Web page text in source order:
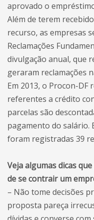
aprovado o
Além de terem
recurso, as empresas
Reclamações
divulgação anual, que
geraram reclamações
Em 2013, o Procon-DF
referentes a crédito
parcelas são
pagamento do salário.
foram registradas 39
Veja algumas dicas
de se contrair um
– Não tome decisões
proposta pareça